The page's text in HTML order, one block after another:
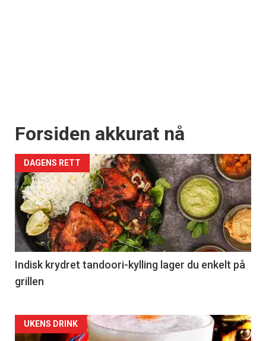
Forsiden akkurat nå
DAGENS RETT
Indisk krydret tandoori-kylling lager du enkelt på
grillen
Forsiden
UKENS DRINK